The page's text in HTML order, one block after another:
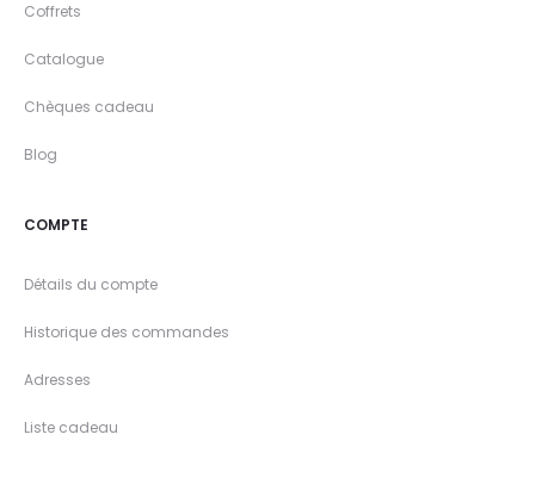
Coffrets
Catalogue
Chèques cadeau
Blog
COMPTE
Détails du compte
Historique des commandes
Adresses
Liste cadeau